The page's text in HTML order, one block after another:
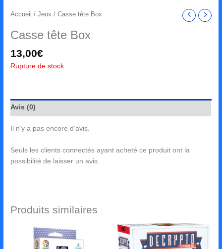
Accueil /Jeux / Casse tête Box
Casse tête Box
13,00€
Rupture de stock
Avis (0)
Il n’y a pas encore d’avis.
Seuls les clients connectés ayant acheté ce produit ont la
possibilité de laisser un avis.
Produits similaires